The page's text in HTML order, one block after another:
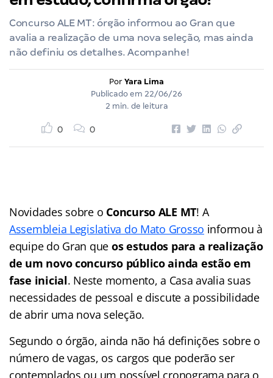
Concurso ALE MT: órgão informou ao Gran que
avalia a realização de uma nova seleção, mas ainda
não definiu os detalhes. Acompanhe!
Por Yara Lima
Publicado em 22/06/26
2 min. de leitura
0 0
Novidades sobre o Concurso ALE MT! A
Assembleia Legislativa do Mato Grosso informou à
equipe do Gran que os estudos para a realização
de um novo concurso público ainda estão em
fase inicial. Neste momento, a Casa avalia suas
necessidades de pessoal e discute a possibilidade
de abrir uma nova seleção.
Segundo o órgão, ainda não há definições sobre o
número de vagas, os cargos que poderão ser
contemplados ou um possível cronograma para o